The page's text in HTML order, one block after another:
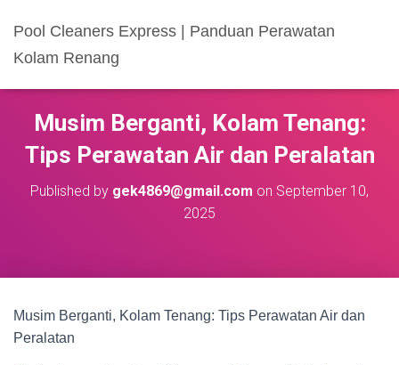
Pool Cleaners Express | Panduan Perawatan
Kolam Renang
Musim Berganti, Kolam Tenang:
Tips Perawatan Air dan Peralatan
Published by gek4869@gmail.com on September 10,
2025
Musim Berganti, Kolam Tenang: Tips Perawatan Air dan
Peralatan